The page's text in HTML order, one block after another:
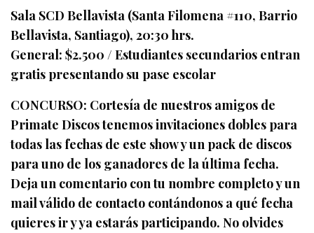
Sala SCD Bellavista (Santa Filomena #110, Barrio
Bellavista, Santiago), 20:30 hrs.
General: $2.500 / Estudiantes secundarios entran
gratis presentando su pase escolar
CONCURSO: Cortesía de nuestros amigos de
Primate Discos tenemos invitaciones dobles para
todas las fechas de este show y un pack de discos
para uno de los ganadores de la última fecha.
Deja un comentario con tu nombre completo y un
mail válido de contacto contándonos a qué fecha
quieres ir y ya estarás participando. No olvides